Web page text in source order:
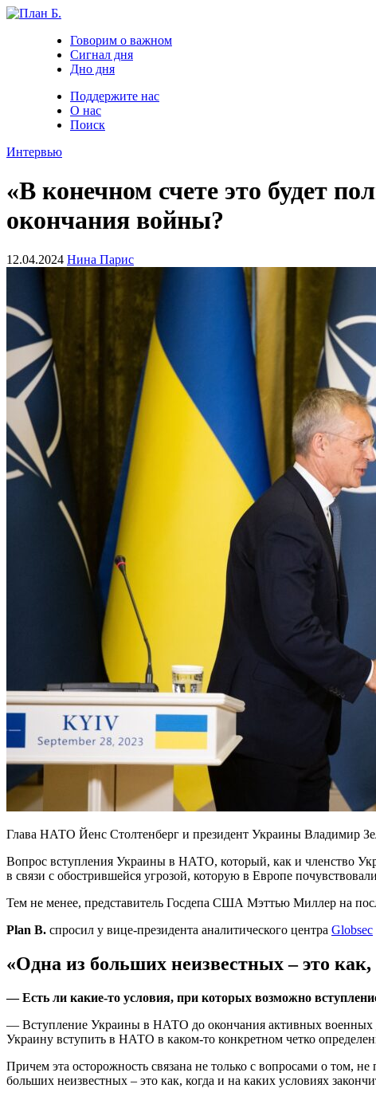
Говорим о важном
Сигнал дня
Дно дня
Поддержите нас
О нас
Поиск
Интервью
«В конечном счете это будет
окончания войны?
12.04.2024 Нина Парис
Глава НАТО Йенс Столтенберг и президент Украины Владимир
Вопрос вступления Украины в НАТО, который, как и членство
в связи с обострившейся угрозой, которую в Европе
Тем не менее, представитель Госдепа США Мэттью Миллер на
Plan B. спросил у вице-президента аналитического центра Globsec
«Одна из больших неизвестных – это
— Есть ли какие-то условия, при которых возможно
— Вступление Украины в НАТО до окончания активных военных
Украину вступить в НАТО в каком-то конкретном четко
Причем эта осторожность связана не только с вопросами о том,
больших неизвестных – это как, когда и на каких условиях